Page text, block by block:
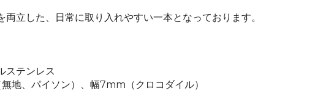
立した、日常に取り入れやすい一本となっております。
ステンレス
地、パイソン）、幅7mm（クロコダイル）